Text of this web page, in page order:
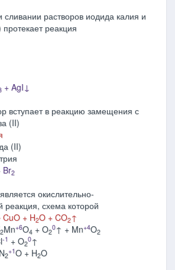
сливании растворов иодида калия и
реакция
+ AgI↓
вступает в реакцию замещения с
(II)
(II)
Br2
окислительно-
реакция, схема которой
+ H2O + CO2↑
2Mn+6O4 + O2
0↑ + Mn+4O2
-1 + O2
0↑
2
+1O + H2O